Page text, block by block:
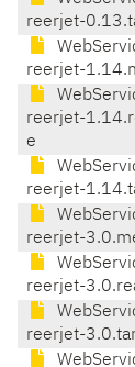
reerjet-
reerjet-
reerjet-
e
reerjet-
reerjet-
reerjet-
reerjet-